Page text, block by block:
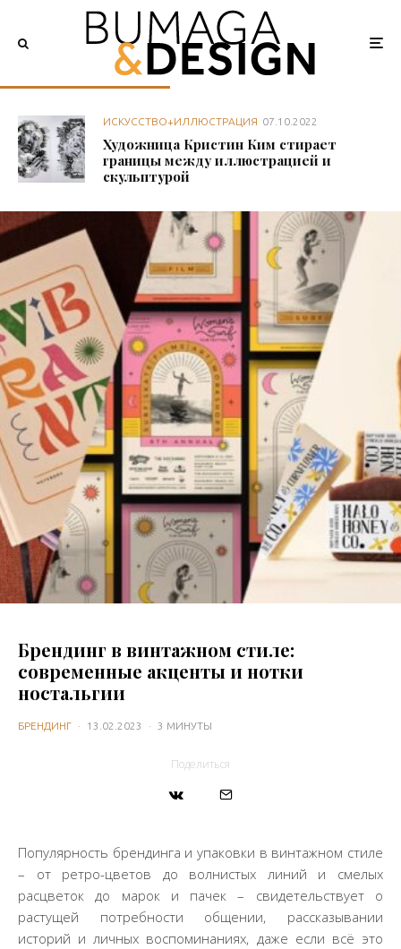
ИСКУССТВО+ИЛЛЮСТРАЦИЯ 07.10.2022
Художница Кристин Ким стирает
границы между иллюстрацией и
скульптурой
Брендинг в винтажном стиле:
современные акценты и нотки
ностальгии
БРЕНДИНГ · 13.02.2023 · 3 МИНУТЫ
Поделиться
Популярность брендинга и упаковки в винтажном стиле
– от ретро-цветов до волнистых линий и смелых
расцветок до марок и пачек – свидетельствует о
растущей потребности общении, рассказывании
историй и личных воспоминаниях, даже если всё это